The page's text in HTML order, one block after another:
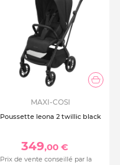
MAXI-COSI
Poussette leona 2 twillic black
349,00 €
Prix de vente conseillé par la